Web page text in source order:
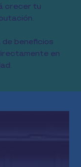
crecer tu
de beneficios
en